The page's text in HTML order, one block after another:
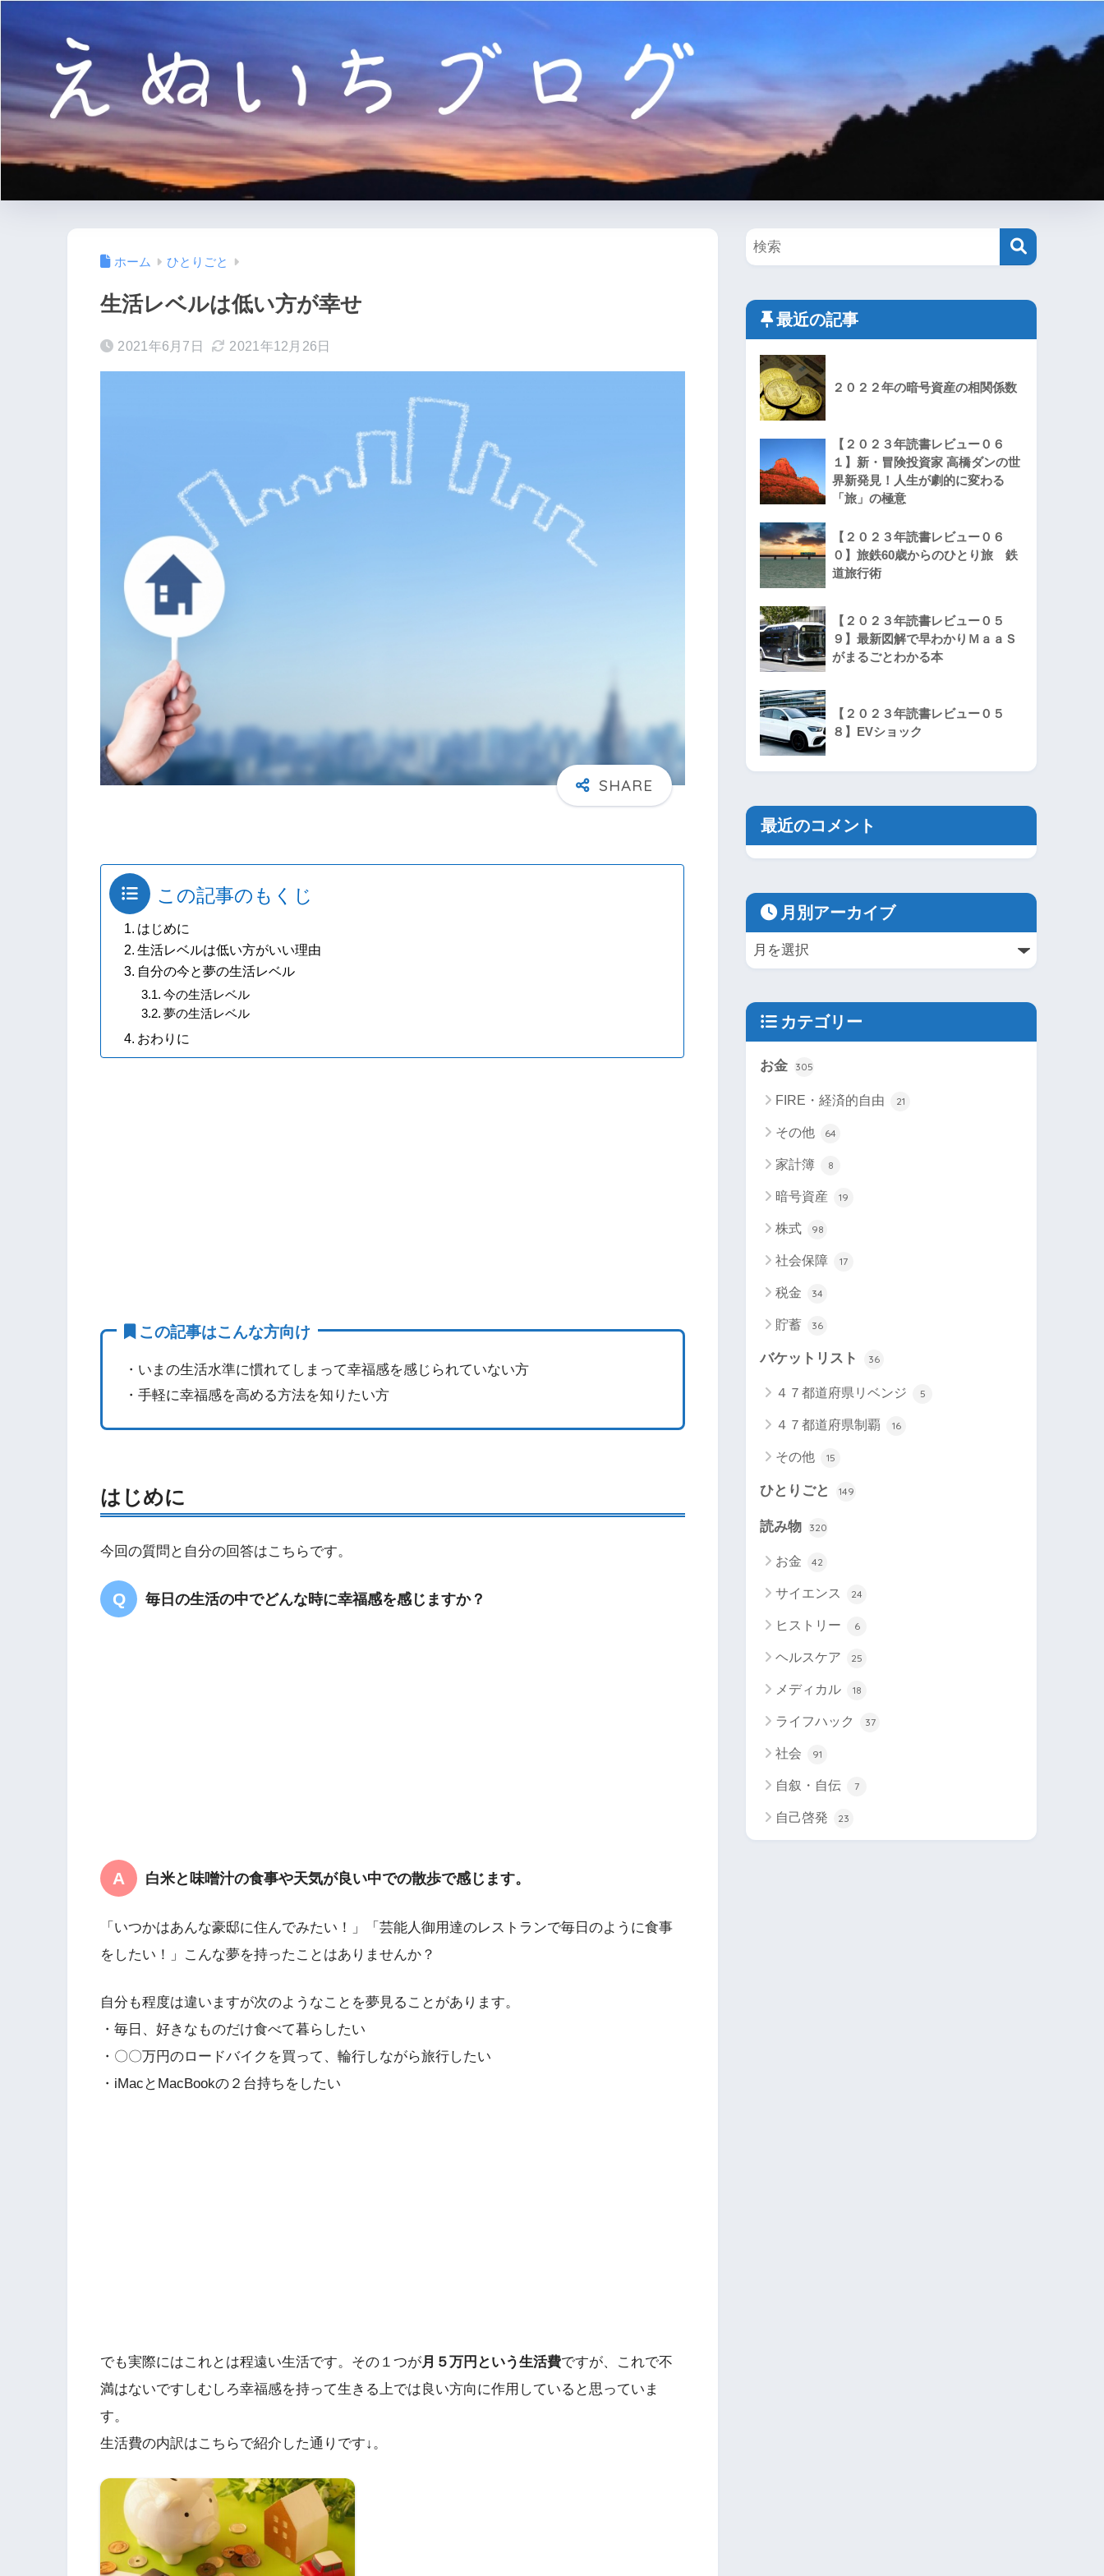
ホーム ひとりごと
生活レベルは低い方が幸せ
2021年6月7日 2021年12月26日
この記事のもくじ
はじめに
生活レベルは低い方がいい理由
自分の今と夢の生活レベル
今の生活レベル
夢の生活レベル
おわりに
この記事はこんな方向け
・いまの生活水準に慣れてしまって幸福感を感じられていない方
・手軽に幸福感を高める方法を知りたい方
はじめに
今回の質問と自分の回答はこちらです。
毎日の生活の中でどんな時に幸福感を感じますか？
白米と味噌汁の食事や天気が良い中での散歩で感じます。
「いつかはあんな豪邸に住んでみたい！」「芸能人御用達のレストランで毎日のように食事
をしたい！」こんな夢を持ったことはありませんか？
自分も程度は違いますが次のようなことを夢見ることがあります。
・毎日、好きなものだけ食べて暮らしたい
・〇〇万円のロードバイクを買って、輪行しながら旅行したい
・iMacとMacBookの２台持ちをしたい
でも実際にはこれとは程遠い生活です。その１つが月５万円という生活費ですが、これで不
満はないですしむしろ幸福感を持って生きる上では良い方向に作用していると思っていま
す。
生活費の内訳はこちらで紹介した通りです↓。
最近の記事
２０２２年の暗号資産の相関係数
【２０２３年読書レビュー０６
１】新・冒険投資家 高橋ダンの世
界新発見！人生が劇的に変わる
「旅」の極意
【２０２３年読書レビュー０６
０】旅鉄60歳からのひとり旅 鉄
道旅行術
【２０２３年読書レビュー０５
９】最新図解で早わかりＭａａＳ
がまるごとわかる本
【２０２３年読書レビュー０５
８】EVショック
最近のコメント
月別アーカイブ
カテゴリー
お金 305
FIRE・経済的自由 21
その他 64
家計簿 8
暗号資産 19
株式 98
社会保障 17
税金 34
貯蓄 36
バケットリスト 36
４７都道府県リベンジ 5
４７都道府県制覇 16
その他 15
ひとりごと 149
読み物 320
お金 42
サイエンス 24
ヒストリー 6
ヘルスケア 25
メディカル 18
ライフハック 37
社会 91
自叙・自伝 7
自己啓発 23